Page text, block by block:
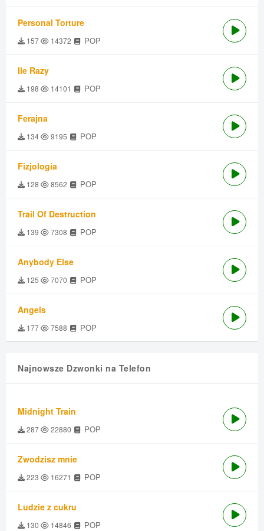
Personal Torture
157 14372 POP
Ile Razy
198 14101 POP
Ferajna
134 9195 POP
Fizjologia
128 8562 POP
Trail Of Destruction
139 7308 POP
Anybody Else
125 7070 POP
Angels
177 7588 POP
Najnowsze Dzwonki na Telefon
Midnight Train
287 22880 POP
Zwodzisz mnie
223 16271 POP
Ludzie z cukru
130 14846 POP